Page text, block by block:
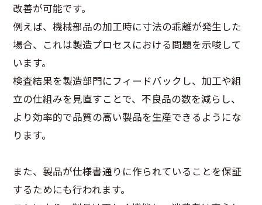
改善が可能です。
例えば、機械部品の加工時に寸法の乖離が発生した
場合、これは製造プロセスにおける問題を示唆して
います。
検査結果を製造部門にフィードバックし、加工や組
立の仕組みを見直すことで、不良品の数を減らし、
より効率的で品質の高い製品を生産できるようにな
ります。
また、製品が仕様書通りに作られていることを保証
するためにも行われます。